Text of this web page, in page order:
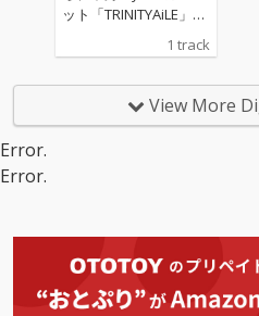
ット「TRINITYAiLE」に
ース
1 track
View More
Error.
Error.